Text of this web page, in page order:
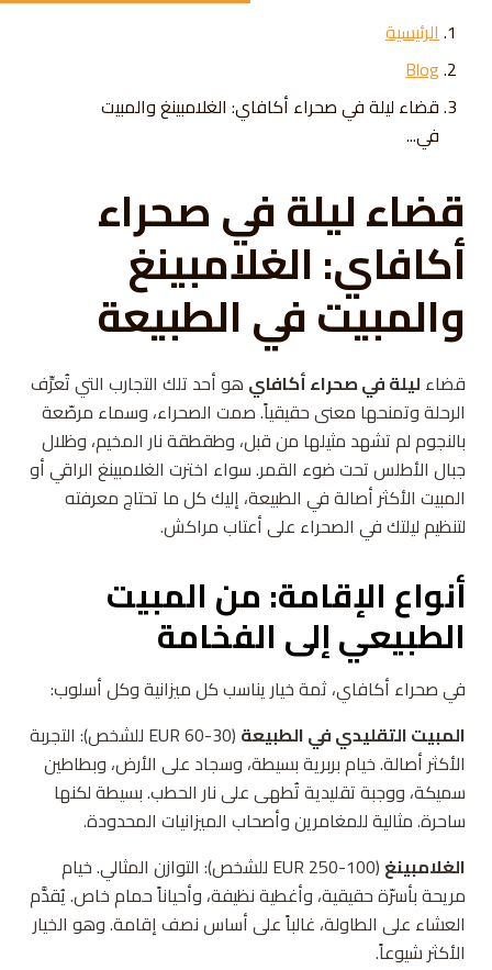
الرئيسية
Blog
قضاء ليلة في صحراء أكافاي: الغلامبينغ والمبيت
في...
قضاء ليلة في صحراء
أكافاي: الغلامبينغ
والمبيت في الطبيعة
قضاء ليلة في صحراء أكافاي هو أحد تلك التجارب التي تُعرِّف
الرحلة وتمنحها معنى حقيقياً. صمت الصحراء، وسماء مرصّعة
بالنجوم لم تشهد مثيلها من قبل، وطقطقة نار المخيم، وظلال
جبال الأطلس تحت ضوء القمر. سواء اخترت الغلامبينغ الراقي أو
المبيت الأكثر أصالة في الطبيعة، إليك كل ما تحتاج معرفته
لتنظيم ليلتك في الصحراء على أعتاب مراكش.
أنواع الإقامة: من المبيت
الطبيعي إلى الفخامة
في صحراء أكافاي، ثمة خيار يناسب كل ميزانية وكل أسلوب:
المبيت التقليدي في الطبيعة
(30-60 EUR للشخص): التجربة
الأكثر أصالة. خيام بربرية بسيطة، وسجاد على الأرض، وبطاطين
سميكة، ووجبة تقليدية تُطهى على نار الحطب. بسيطة لكنها
ساحرة. مثالية للمغامرين وأصحاب الميزانيات المحدودة.
الغلامبينغ
(100-250 EUR للشخص): التوازن المثالي. خيام
مريحة بأسرّة حقيقية، وأغطية نظيفة، وأحياناً حمام خاص. يُقدَّم
العشاء على الطاولة، غالباً على أساس نصف إقامة. وهو الخيار
الأكثر شيوعاً.